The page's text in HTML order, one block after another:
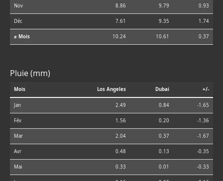
Nov 8.86 9.79 0.93
Déc 7.61 9.35 1.74
⌀ Mois 10.24 10.61 0.37
Pluie (mm)
Mois Los Angeles Dubai +/-
Jan 2.49 0.84 -1.65
Fév 1.56 0.20 -1.36
Mar 2.04 0.37 -1.67
Avr 0.48 0.13 -0.35
Mai 0.33 0.01 -0.33